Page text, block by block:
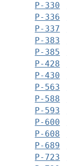
Р-330
Р-336
Р-337
Р-383
Р-385
Р-428
Р-430
Р-563
Р-588
Р-593
Р-600
Р-608
Р-689
Р-723